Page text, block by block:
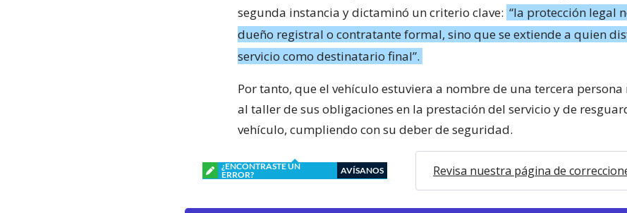
segunda instancia y dictaminó un criterio clave: “la protección legal
dueño registral o contratante formal, sino que se extiende a quien
servicio como destinatario final”.
Por tanto, que el vehículo estuviera a nombre de una tercera
al taller de sus obligaciones en la prestación del servicio y de
vehículo, cumpliendo con su deber de seguridad.
¿ENCONTRASTE UN
ERROR?
AVÍSANOS Revisa nuestra página de